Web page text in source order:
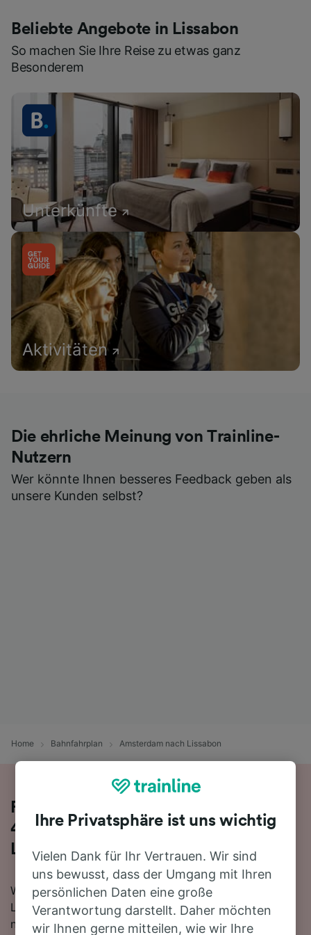
Beliebte Angebote in Lissabon
So machen Sie Ihre Reise zu etwas ganz
Besonderem
Unterkünfte
Aktivitäten
Die ehrliche Meinung von Trainline-
Nutzern
Wer könnte Ihnen besseres Feedback geben als
unsere Kunden selbst?
Home Bahnfahrplan Amsterdam nach Lissabon
Reisen Sie mit dem Zug in 27 Stunden
46 Minuten von Amsterdam nach
Lissabon
Wenn Sie mehr über die Reise von Amsterdam nach
Lissabon mit dem Zug erfahren möchten, suchen Sie
nicht länger!
Ihre Privatsphäre ist uns wichtig
Vielen Dank für Ihr Vertrauen. Wir sind
uns bewusst, dass der Umgang mit Ihren
persönlichen Daten eine große
Verantwortung darstellt. Daher möchten
wir Ihnen gerne mitteilen, wie wir Ihre